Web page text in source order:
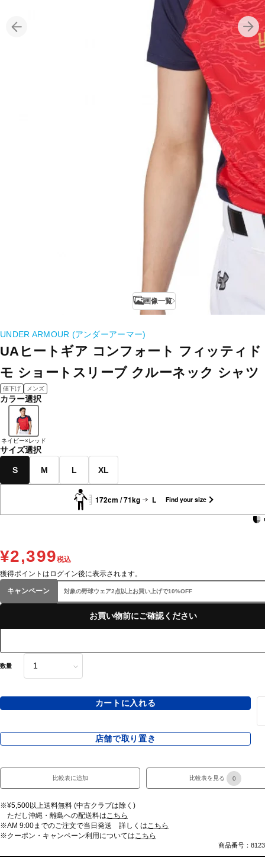
画像一覧
UNDER ARMOUR (アンダーアーマー)
UAヒートギア コンフォート フィッティド
モ ショートスリーブ クルーネック シャツ
値下げ メンズ
カラー選択
ネイビー×レッド
サイズ選択
S M L XL
172cm / 71kg L Find your size
¥2,399税込
獲得ポイントはログイン後に表示されます。
キャンペーン 対象の野球ウェア2点以上お買い上げで10%OFF
お買い物前にご確認ください
数量
カートに入れる
店舗で取り置き
比較表に追加 比較表を見る 0
※¥5,500以上送料無料 (中古クラブは除く)
ただし沖縄・離島への配送料はこちら
※AM 9:00までのご注文で当日発送 詳しくはこちら
※クーポン・キャンペーン利用についてはこちら
商品番号：